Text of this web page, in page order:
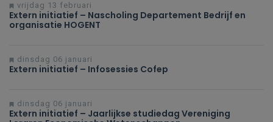
vrijdag 13 februari
Extern initiatief – Nascholing Departement Bedrijf en
organisatie HOGENT
dinsdag 06 januari
Extern initiatief – Infosessies Cofep
dinsdag 06 januari
Extern initiatief – Jaarlijkse studiedag Vereniging